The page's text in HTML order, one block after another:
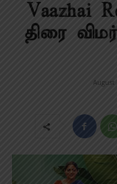
Vaazhai
திரை
August